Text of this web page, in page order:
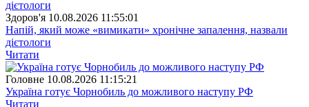
Здоров'я 10.08.2026 11:55:01
Напій, який може «вимикати» хронічне запалення, назвали
дієтологи
Читати
Головне 10.08.2026 11:15:21
Україна готує Чорнобиль до можливого наступу РФ
Читати